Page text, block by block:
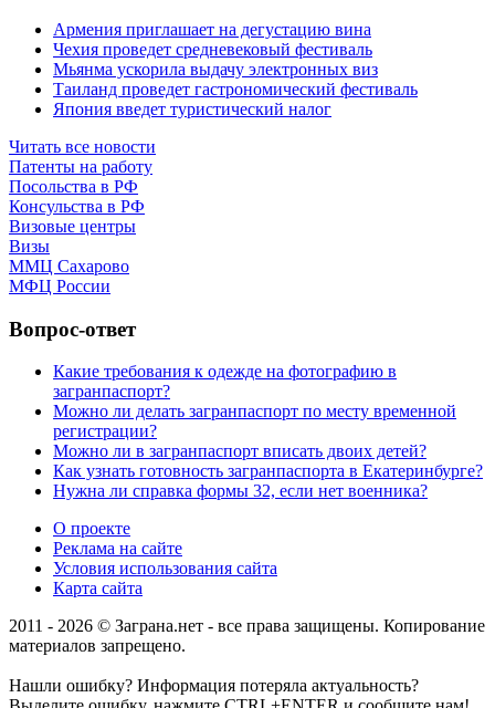
Армения приглашает на дегустацию вина
Чехия проведет средневековый фестиваль
Мьянма ускорила выдачу электронных виз
Таиланд проведет гастрономический фестиваль
Япония введет туристический налог
Читать все новости
Патенты на работу
Посольства в РФ
Консульства в РФ
Визовые центры
Визы
ММЦ Сахарово
МФЦ России
Вопрос-ответ
Какие требования к одежде на фотографию в
загранпаспорт?
Можно ли делать загранпаспорт по месту временной
регистрации?
Можно ли в загранпаспорт вписать двоих детей?
Как узнать готовность загранпаспорта в Екатеринбурге?
Нужна ли справка формы 32, если нет военника?
О проекте
Реклама на сайте
Условия использования сайта
Карта сайта
2011 - 2026 © Заграна.нет - все права защищены. Копирование
материалов запрещено.
Нашли ошибку? Информация потеряла актуальность?